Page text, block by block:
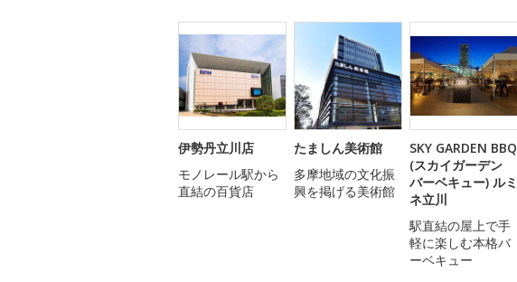
伊勢丹立川店
モノレール駅から
直結の百貨店
たましん美術館
多摩地域の文化振
興を掲げる美術館
SKY GARDEN BBQ
(スカイガーデン
バーベキュー) ルミ
ネ立川
駅直結の屋上で手
軽に楽しむ本格バ
ーベキュー